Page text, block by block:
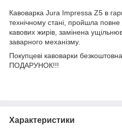
Кавоварка Jura Impressa Z5 в
технічному стані, пройшла
кавових жирів, замінена
заварного механізму.
Покупцеві кавоварки
ПОДАРУНОК!!!
Характеристики